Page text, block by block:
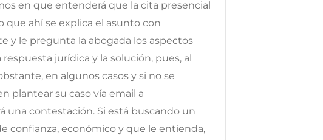
en que entenderá que la cita presencial
que ahí se explica el asunto con
y le pregunta la abogada los aspectos
jurídica y la solución, pues, al
en algunos casos y si no se
plantear su caso vía email a
una contestación. Si está buscando un
confianza, económico y que le entienda,